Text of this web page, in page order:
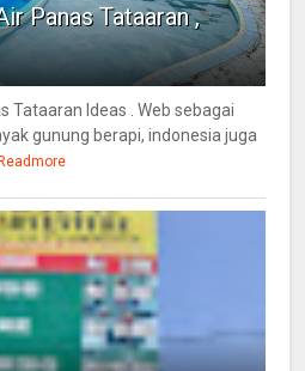
Panas Tataaran ,
Tataaran Ideas . Web sebagai
gunung berapi, indonesia juga